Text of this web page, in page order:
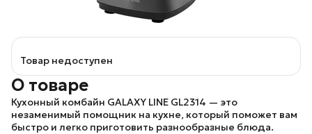
Товар недоступен
О товаре
Кухонный комбайн GALAXY LINE GL2314 — это
незаменимый помощник на кухне, который поможет вам
быстро и легко приготовить разнообразные блюда.